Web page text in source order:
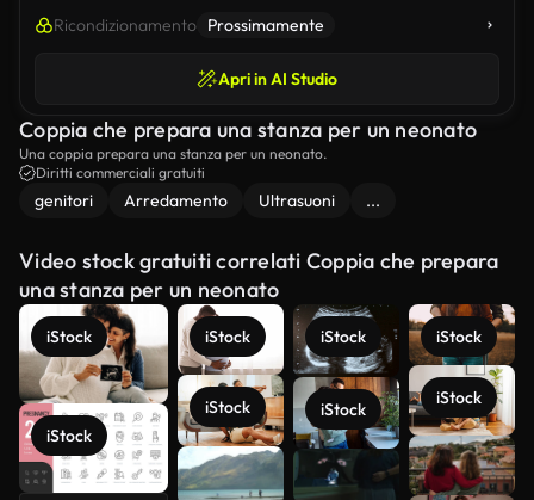
Ricondizionamento Prossimamente
Apri in AI Studio
Coppia che prepara una stanza per un neonato
Una coppia prepara una stanza per un neonato.
Diritti commerciali gratuiti
genitori Arredamento Ultrasuoni ...
Video stock gratuiti correlati Coppia che prepara
una stanza per un neonato
iStock
iStock
iStock
iStock
iStock
iStock
iStock
iStock
Scopri di
più